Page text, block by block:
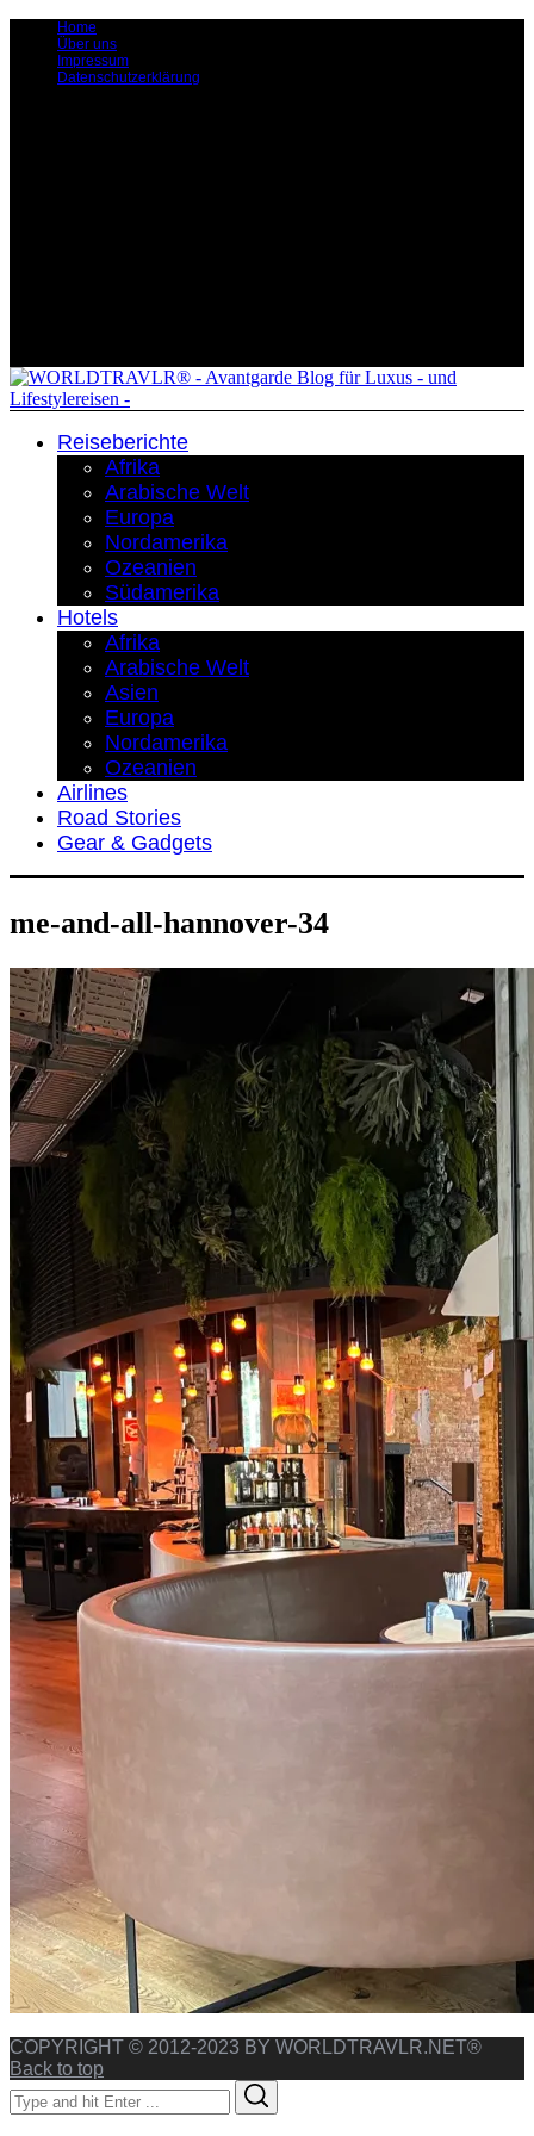
Home
Über uns
Impressum
Datenschutzerklärung
Reiseberichte
Afrika
Arabische Welt
Europa
Nordamerika
Ozeanien
Südamerika
Hotels
Afrika
Arabische Welt
Asien
Europa
Nordamerika
Ozeanien
Airlines
Road Stories
Gear & Gadgets
me-and-all-hannover-34
COPYRIGHT © 2012-2023 BY WORLDTRAVLR.NET®
Back to top
Search
for: